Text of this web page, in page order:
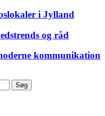
i Jylland
og råd
kommunikation